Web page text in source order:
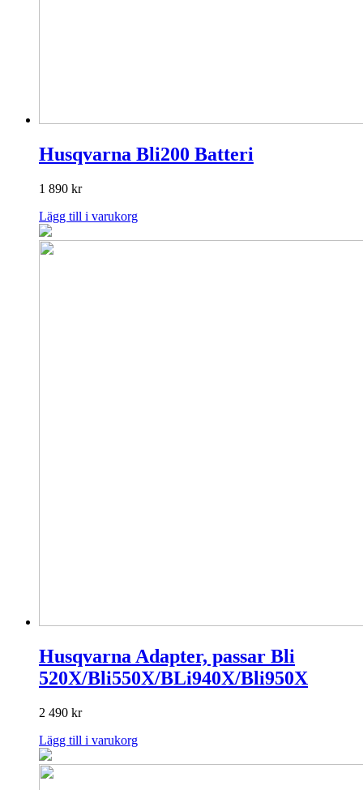
Husqvarna Bli200 Batteri
1 890 kr
Lägg till i varukorg
Husqvarna Adapter, passar Bli
520X/Bli550X/BLi940X/Bli950X
2 490 kr
Lägg till i varukorg